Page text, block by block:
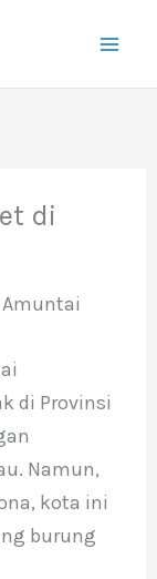
di
di Provinsi
Namun,
kota ini
burung